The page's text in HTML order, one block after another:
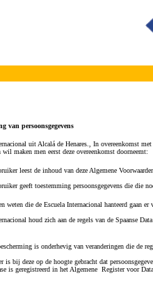
van persoonsgegevens
uit Alcalá de Henares., In overeenkomst
wil maken men eerst deze overeenkomst doorneemt:
leest de inhoud van deze Algemene
geeft toestemming persoonsgegevens die die
weten die de Escuela Internacional hanteerd gaan
houd zich aan de regels van de Spaanse
is onderhevig van veranderingen die de
is bij deze op de hoogte gebracht dat
is geregistreerd in het Algemene Register voor